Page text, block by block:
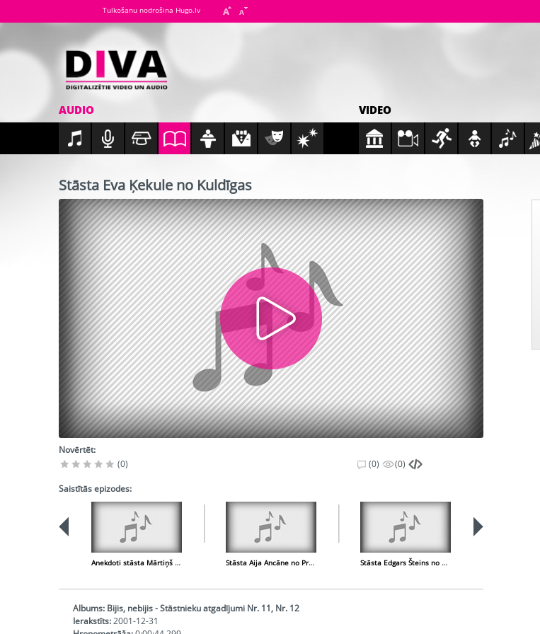
Tulkošanu nodrošina Hugo.lv
AUDIO VIDEO
Stāsta Eva Ķekule no Kuldīgas
Novērtēt:
(0)
(0) (0)
Saistītās epizodes:
Anekdoti stāsta Mārtiņš Paparde no Valkas Stāsta Aija Ancāne no Preiļu raj. Rožkalniem Stāsta Edgars Šteins no Gramzdas
Albums: Bijis, nebijis - Stāstnieku atgadījumi Nr. 11, Nr. 12
Ierakstīts:2001-12-31